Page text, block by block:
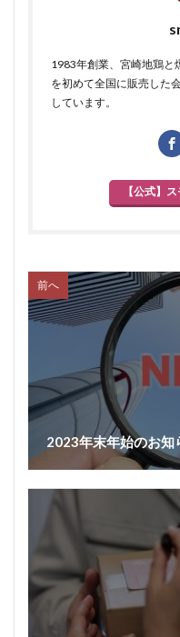
1983年創業、宮崎地鶏と
を初めて全国に販売した
しています。
【公式】
前へ
2023年末年始のお知